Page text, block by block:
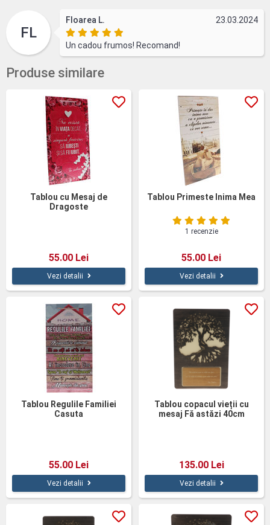
FL
Floarea L. 23.03.2024
Un cadou frumos! Recomand!
Produse similare
Tablou cu Mesaj de
Dragoste
55.00 Lei
Vezi detalii
Tablou Primeste Inima Mea
1 recenzie
55.00 Lei
Vezi detalii
Tablou Regulile Familiei
Casuta
55.00 Lei
Vezi detalii
Tablou copacul vieții cu
mesaj Fă astăzi 40cm
135.00 Lei
Vezi detalii